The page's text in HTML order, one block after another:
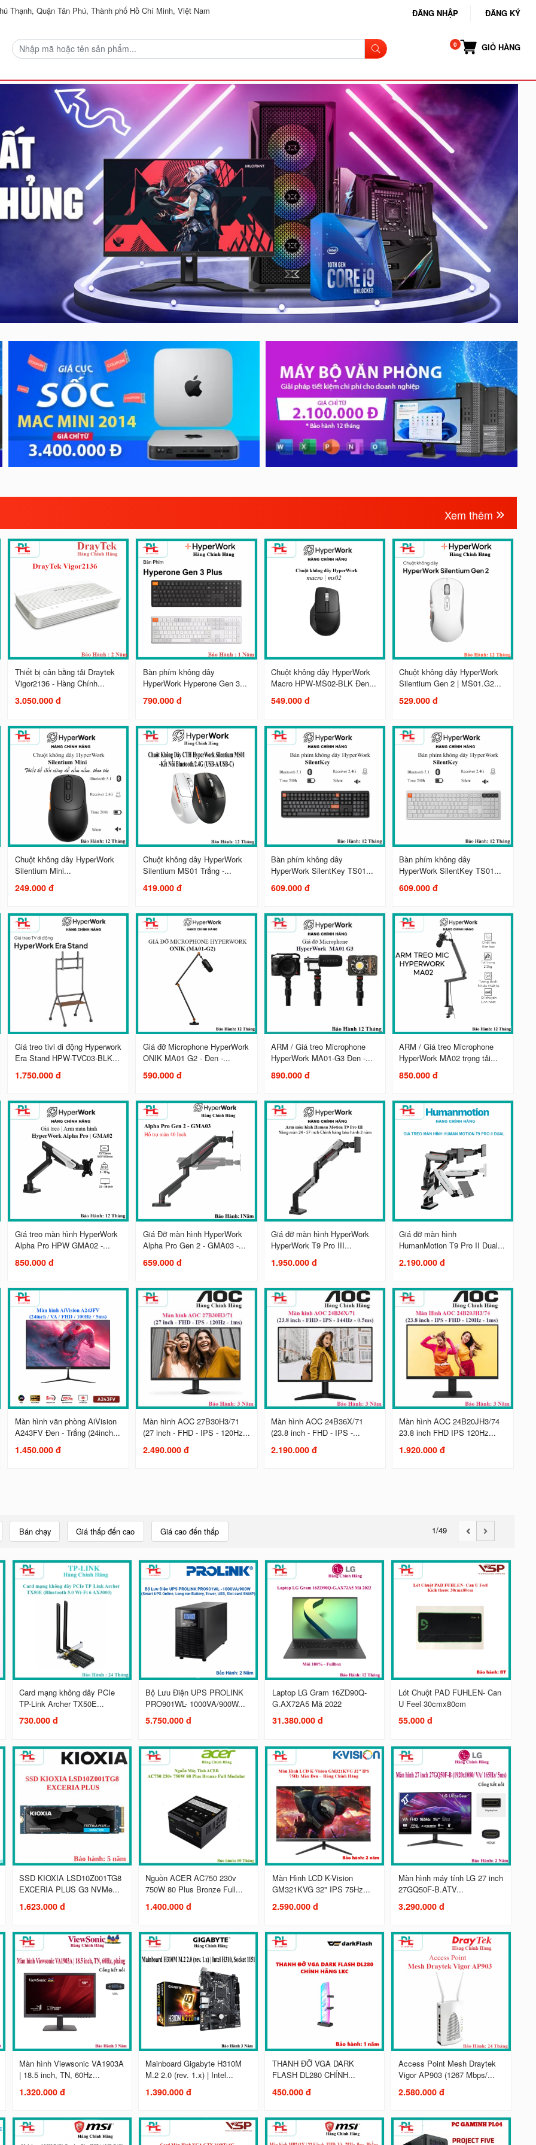
Thạnh, Quận Tân Phú, Thành phố Hồ Chí Minh, Việt Nam ĐĂNG NHẬP ĐĂNG KÝ
GIỎ HÀNG
Xem thêm
Thiết bị cân bằng tải Draytek
Vigor2136 - Hàng Chính...
3.050.000 đ
Bàn phím không dây
HyperWork Hyperone Gen 3...
790.000 đ
Chuột không dây HyperWork
Macro HPW-MS02-BLK Đen...
549.000 đ
Chuột không dây HyperWork
Silentium Gen 2 | MS01.G2...
529.000 đ
Chuột không dây HyperWork
Silentium Mini...
249.000 đ
Chuột không dây HyperWork
Silentium MS01 Trắng -...
419.000 đ
Bàn phím không dây
HyperWork SilentKey TS01...
609.000 đ
Bàn phím không dây
HyperWork SilentKey TS01...
609.000 đ
Giá treo tivi di động Hyperwork
Era Stand HPW-TVC03-BLK...
1.750.000 đ
Giá đỡ Microphone HyperWork
ONIK MA01 G2 - Đen -...
590.000 đ
ARM / Giá treo Microphone
HyperWork MA01-G3 Đen -...
890.000 đ
ARM / Giá treo Microphone
HyperWork MA02 trọng tải...
850.000 đ
Giá treo màn hình HyperWork
Alpha Pro HPW GMA02 -...
850.000 đ
Giá Đỡ màn hình HyperWork
Alpha Pro Gen 2 - GMA03 -...
659.000 đ
Giá đỡ màn hình HyperWork
HyperWork T9 Pro III...
1.950.000 đ
Giá đỡ màn hình
HumanMotion T9 Pro II Dual...
2.190.000 đ
Màn hình văn phòng AiVision
A243FV Đen - Trắng (24inch...
1.450.000 đ
Màn hình AOC 27B30H3/71
(27 inch - FHD - IPS - 120Hz...
2.490.000 đ
Màn hình AOC 24B36X/71
(23.8 inch - FHD - IPS -...
2.190.000 đ
Màn hình AOC 24B20JH3/74
23.8 inch FHD IPS 120Hz...
1.920.000 đ
Bán chạy Giá thấp đến cao Giá cao đến thấp 1/49
Card mạng không dây PCIe
TP-Link Archer TX50E...
730.000 đ
Bộ Lưu Điện UPS PROLINK
PRO901WL- 1000VA/900W...
5.750.000 đ
Laptop LG Gram 16ZD90Q-
G.AX72A5 Mã 2022
31.380.000 đ
Lót Chuột PAD FUHLEN- Can
U Feel 30cmx80cm
55.000 đ
SSD KIOXIA LSD10Z001TG8
EXCERIA PLUS G3 NVMe...
1.623.000 đ
Nguồn ACER AC750 230v
750W 80 Plus Bronze Full...
1.400.000 đ
Màn Hình LCD K-Vision
GM321KVG 32" IPS 75Hz...
2.590.000 đ
Màn hình máy tính LG 27 inch
27GQ50F-B.ATV...
3.290.000 đ
Màn hình Viewsonic VA1903A
| 18.5 inch, TN, 60Hz...
1.320.000 đ
Mainboard Gigabyte H310M
M.2 2.0 (rev. 1.x) | Intel...
1.390.000 đ
THANH ĐỠ VGA DARK
FLASH DL280 CHÍNH...
450.000 đ
Access Point Mesh Draytek
Vigor AP903 (1267 Mbps/...
2.580.000 đ